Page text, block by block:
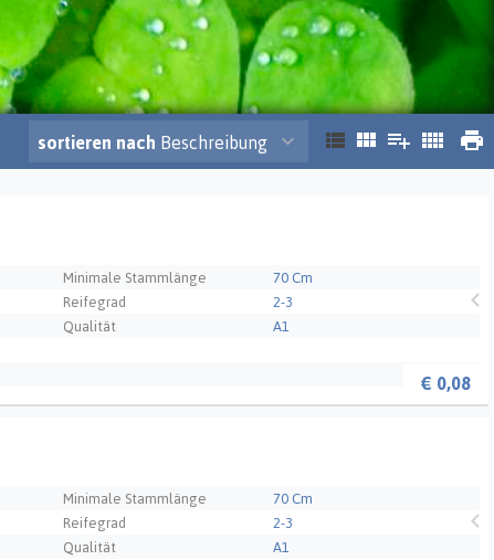
sortieren nach Beschreibung
Minimale Stammlänge
70 Cm
Reifegrad
2-3
Qualität
A1
€ 0,08
Minimale Stammlänge
70 Cm
Reifegrad
2-3
Qualität
A1